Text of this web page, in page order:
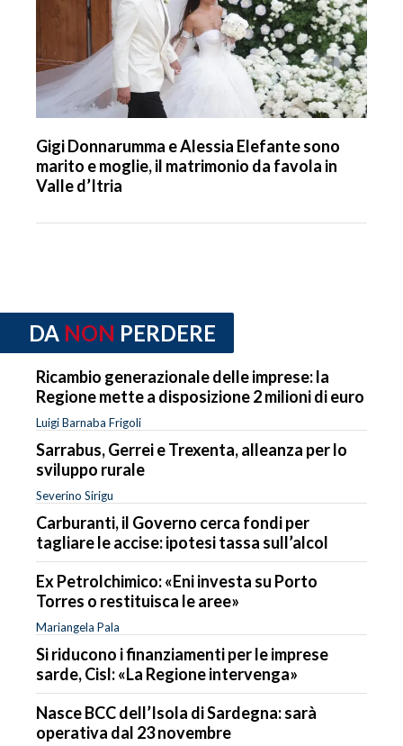
Gigi Donnarumma e Alessia Elefante sono
marito e moglie, il matrimonio da favola in
Valle d’Itria
DA NON PERDERE
Ricambio generazionale delle imprese: la
Regione mette a disposizione 2 milioni di euro
Luigi Barnaba Frigoli
Sarrabus, Gerrei e Trexenta, alleanza per lo
sviluppo rurale
Severino Sirigu
Carburanti, il Governo cerca fondi per
tagliare le accise: ipotesi tassa sull’alcol
Ex Petrolchimico: «Eni investa su Porto
Torres o restituisca le aree»
Mariangela Pala
Si riducono i finanziamenti per le imprese
sarde, Cisl: «La Regione intervenga»
Nasce BCC dell’Isola di Sardegna: sarà
operativa dal 23 novembre